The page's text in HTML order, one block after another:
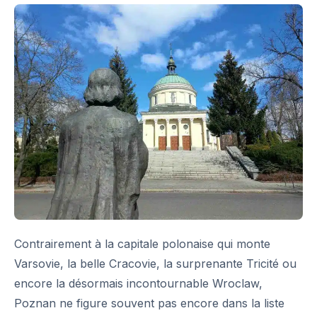
Contrairement à la capitale polonaise qui monte
Varsovie, la belle Cracovie, la surprenante Tricité ou
encore la désormais incontournable Wroclaw,
Poznan ne figure souvent pas encore dans la liste